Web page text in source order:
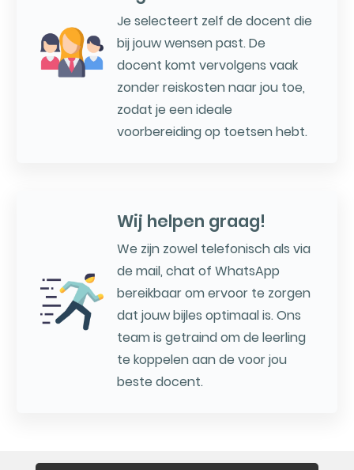
Je selecteert zelf de docent die
bij jouw wensen past. De
docent komt vervolgens vaak
zonder reiskosten naar jou toe,
zodat je een ideale
voorbereiding op toetsen hebt.
Wij helpen graag!
We zijn zowel telefonisch als via
de mail, chat of WhatsApp
bereikbaar om ervoor te zorgen
dat jouw bijles optimaal is. Ons
team is getraind om de leerling
te koppelen aan de voor jou
beste docent.